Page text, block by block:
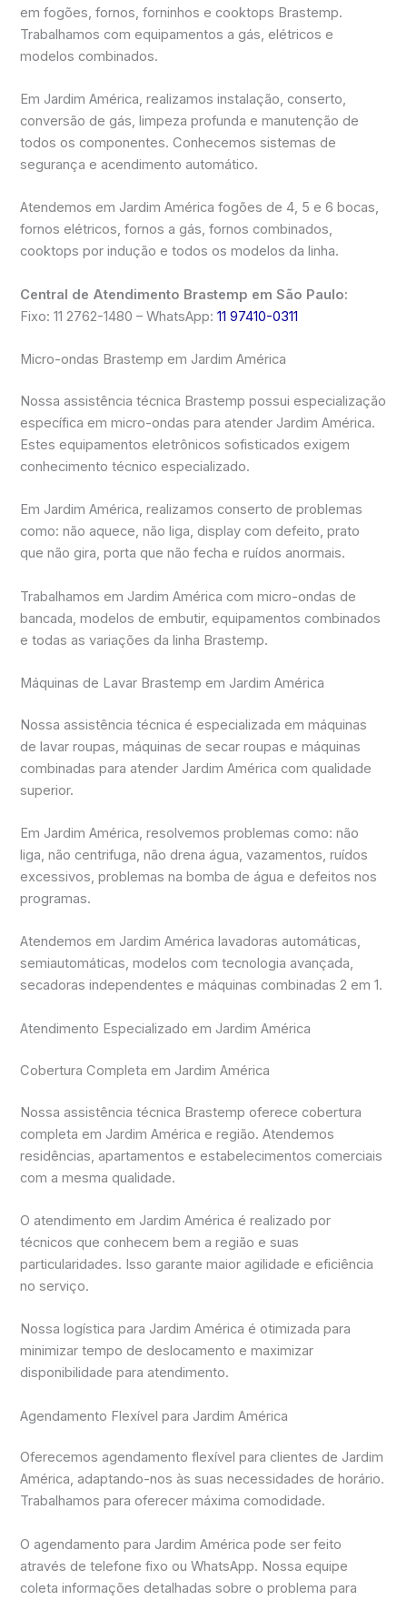
em fogões, fornos, forninhos e cooktops Brastemp.
Trabalhamos com equipamentos a gás, elétricos e
modelos combinados.
Em Jardim América, realizamos instalação, conserto,
conversão de gás, limpeza profunda e manutenção de
todos os componentes. Conhecemos sistemas de
segurança e acendimento automático.
Atendemos em Jardim América fogões de 4, 5 e 6 bocas,
fornos elétricos, fornos a gás, fornos combinados,
cooktops por indução e todos os modelos da linha.
Central de Atendimento Brastemp em São Paulo:
Fixo: 11 2762-1480 – WhatsApp:11 97410-0311
Micro-ondas Brastemp em Jardim América
Nossa assistência técnica Brastemp possui especialização
específica em micro-ondas para atender Jardim América.
Estes equipamentos eletrônicos sofisticados exigem
conhecimento técnico especializado.
Em Jardim América, realizamos conserto de problemas
como: não aquece, não liga, display com defeito, prato
que não gira, porta que não fecha e ruídos anormais.
Trabalhamos em Jardim América com micro-ondas de
bancada, modelos de embutir, equipamentos combinados
e todas as variações da linha Brastemp.
Máquinas de Lavar Brastemp em Jardim América
Nossa assistência técnica é especializada em máquinas
de lavar roupas, máquinas de secar roupas e máquinas
combinadas para atender Jardim América com qualidade
superior.
Em Jardim América, resolvemos problemas como: não
liga, não centrifuga, não drena água, vazamentos, ruídos
excessivos, problemas na bomba de água e defeitos nos
programas.
Atendemos em Jardim América lavadoras automáticas,
semiautomáticas, modelos com tecnologia avançada,
secadoras independentes e máquinas combinadas 2 em 1.
Atendimento Especializado em Jardim América
Cobertura Completa em Jardim América
Nossa assistência técnica Brastemp oferece cobertura
completa em Jardim América e região. Atendemos
residências, apartamentos e estabelecimentos comerciais
com a mesma qualidade.
O atendimento em Jardim América é realizado por
técnicos que conhecem bem a região e suas
particularidades. Isso garante maior agilidade e eficiência
no serviço.
Nossa logística para Jardim América é otimizada para
minimizar tempo de deslocamento e maximizar
disponibilidade para atendimento.
Agendamento Flexível para Jardim América
Oferecemos agendamento flexível para clientes de Jardim
América, adaptando-nos às suas necessidades de horário.
Trabalhamos para oferecer máxima comodidade.
O agendamento para Jardim América pode ser feito
através de telefone fixo ou WhatsApp. Nossa equipe
coleta informações detalhadas sobre o problema para